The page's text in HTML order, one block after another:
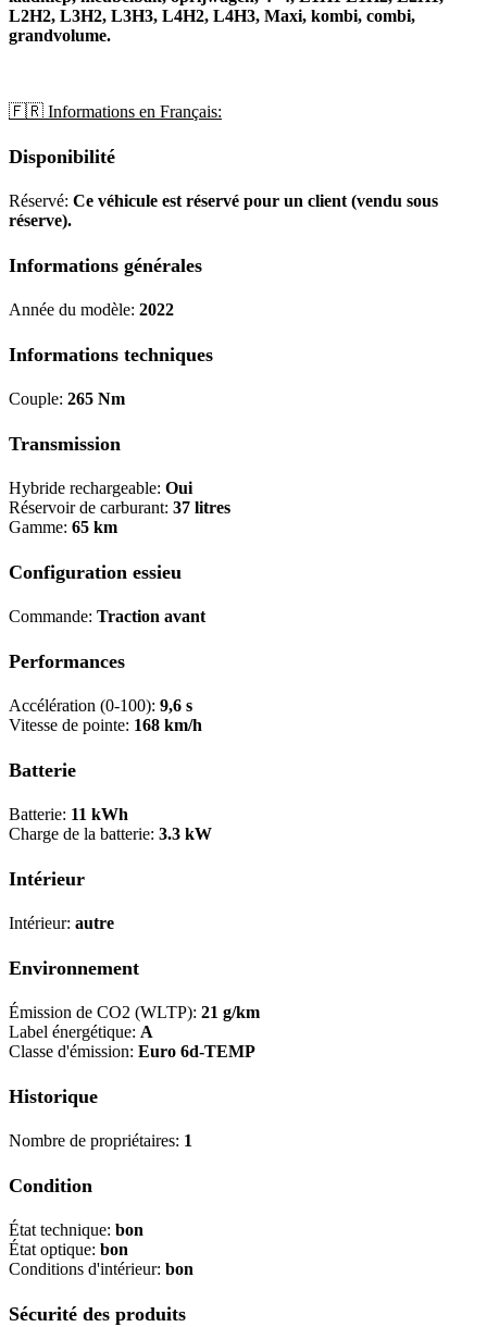
L2H2, L3H2, L3H3, L4H2, L4H3, Maxi, kombi, combi,
grandvolume.
🇫🇷 Informations en Français:
Disponibilité
Réservé: Ce véhicule est réservé pour un client (vendu sous
réserve).
Informations générales
Année du modèle: 2022
Informations techniques
Couple: 265 Nm
Transmission
Hybride rechargeable: Oui
Réservoir de carburant: 37 litres
Gamme: 65 km
Configuration essieu
Commande: Traction avant
Performances
Accélération (0-100): 9,6 s
Vitesse de pointe: 168 km/h
Batterie
Batterie: 11 kWh
Charge de la batterie: 3.3 kW
Intérieur
Intérieur: autre
Environnement
Émission de CO2 (WLTP): 21 g/km
Label énergétique: A
Classe d'émission: Euro 6d-TEMP
Historique
Nombre de propriétaires: 1
Condition
État technique: bon
État optique: bon
Conditions d'intérieur: bon
Sécurité des produits